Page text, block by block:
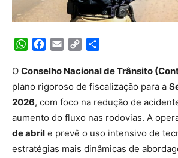
WhatsApp
Facebook
Email Copy
O Conselho Nacional de Trânsito
plano rigoroso de fiscalização para a
2026, com foco na redução de
aumento do fluxo nas rodovias. A
de abril e prevê o uso intensivo de
estratégias mais dinâmicas de